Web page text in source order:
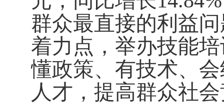
群众最直接的利益
着力点，举办技能
懂政策、有技术、
人才，提高群众社